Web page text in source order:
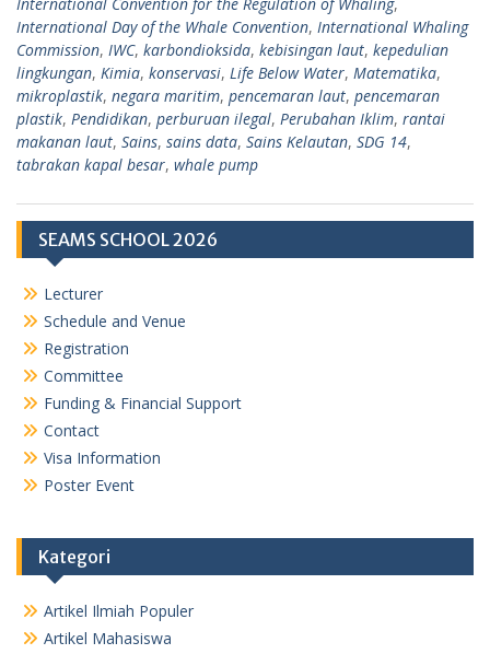
International Day of the Whale Convention, International Whaling
Commission, IWC, karbondioksida, kebisingan laut, kepedulian
lingkungan, Kimia, konservasi, Life Below Water, Matematika,
mikroplastik, negara maritim, pencemaran laut, pencemaran
plastik, Pendidikan, perburuan ilegal, Perubahan Iklim, rantai
makanan laut, Sains, sains data, Sains Kelautan, SDG 14,
tabrakan kapal besar, whale pump
SEAMS SCHOOL 2026
Lecturer
Schedule and Venue
Registration
Committee
Funding & Financial Support
Contact
Visa Information
Poster Event
Kategori
Artikel Ilmiah Populer
Artikel Mahasiswa